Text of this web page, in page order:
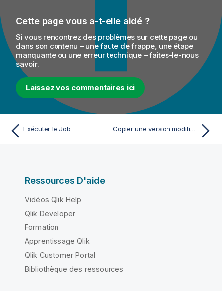
Cette page vous a-t-elle aidé ?
Si vous rencontrez des problèmes sur cette page ou
dans son contenu – une faute de frappe, une étape
manquante ou une erreur technique – faites-le-nous
savoir.
Laissez vos commentaires ici
Exécuter le Job Copier une version modifiable des fichiers d'exemple
Ressources D'aide
Vidéos Qlik Help
Qlik Developer
Formation
Apprentissage Qlik
Qlik Customer Portal
Bibliothèque des ressources